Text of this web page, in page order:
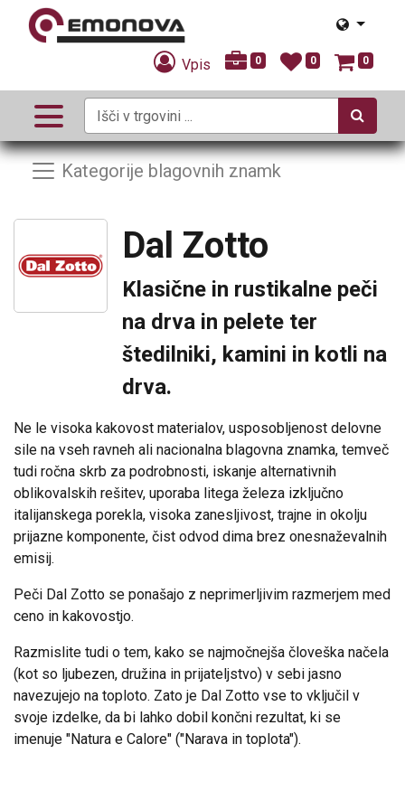
Vpis 0 0 0
Kategorije blagovnih znamk
Dal Zotto
Klasične in rustikalne peči
na drva in pelete ter
štedilniki, kamini in kotli na
drva.
Ne le visoka kakovost materialov, usposobljenost delovne
sile na vseh ravneh ali nacionalna blagovna znamka, temveč
tudi ročna skrb za podrobnosti, iskanje alternativnih
oblikovalskih rešitev, uporaba litega železa izključno
italijanskega porekla, visoka zanesljivost, trajne in okolju
prijazne komponente, čist odvod dima brez onesnaževalnih
emisij.
Peči Dal Zotto se ponašajo z neprimerljivim razmerjem med
ceno in kakovostjo.
Razmislite tudi o tem, kako se najmočnejša človeška načela
(kot so ljubezen, družina in prijateljstvo) v sebi jasno
navezujejo na toploto. Zato je Dal Zotto vse to vključil v
svoje izdelke, da bi lahko dobil končni rezultat, ki se
imenuje "Natura e Calore" ("Narava in toplota").